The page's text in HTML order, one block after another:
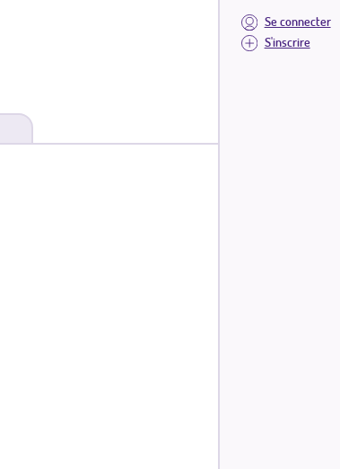
Se connecter
S'inscrire